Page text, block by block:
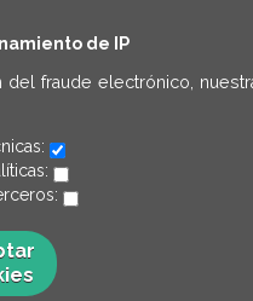
de IP
fraude electrónico,